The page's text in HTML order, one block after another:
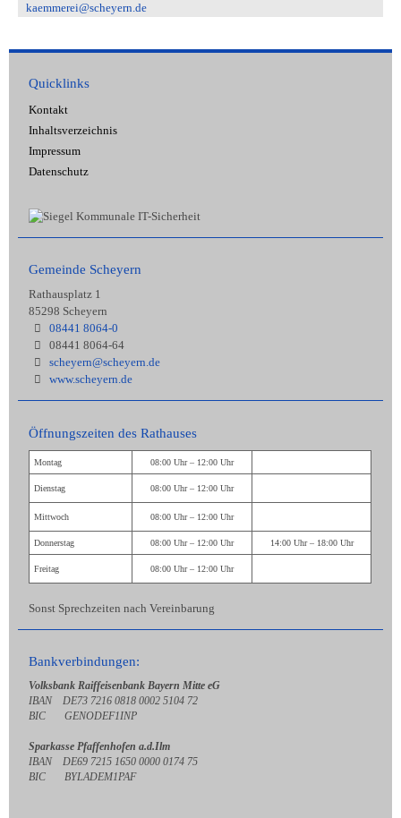
kaemmerei@scheyern.de
Quicklinks
Kontakt
Inhaltsverzeichnis
Impressum
Datenschutz
Gemeinde Scheyern
Rathausplatz 1
85298 Scheyern
08441 8064-0
08441 8064-64
scheyern@scheyern.de
www.scheyern.de
Öffnungszeiten des Rathauses
Montag 08:00 Uhr – 12:00 Uhr
Dienstag 08:00 Uhr – 12:00 Uhr
Mittwoch 08:00 Uhr – 12:00 Uhr
Donnerstag 08:00 Uhr – 12:00 Uhr 14:00 Uhr – 18:00 Uhr
Freitag 08:00 Uhr – 12:00 Uhr
Sonst Sprechzeiten nach Vereinbarung
Bankverbindungen:
Volksbank Raiffeisenbank Bayern Mitte eG
IBAN DE73 7216 0818 0002 5104 72
BIC GENODEF1INP
Sparkasse Pfaffenhofen a.d.Ilm
IBAN DE69 7215 1650 0000 0174 75
BIC BYLADEM1PAF